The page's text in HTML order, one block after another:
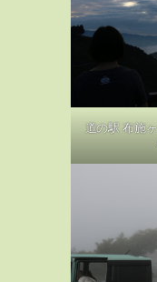
道の駅 布施